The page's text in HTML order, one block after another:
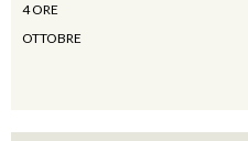
4 ORE
OTTOBRE